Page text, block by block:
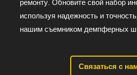
ремонту. Обновите свой набор
используя надежность и
нашим съемником демпферных
Связаться с